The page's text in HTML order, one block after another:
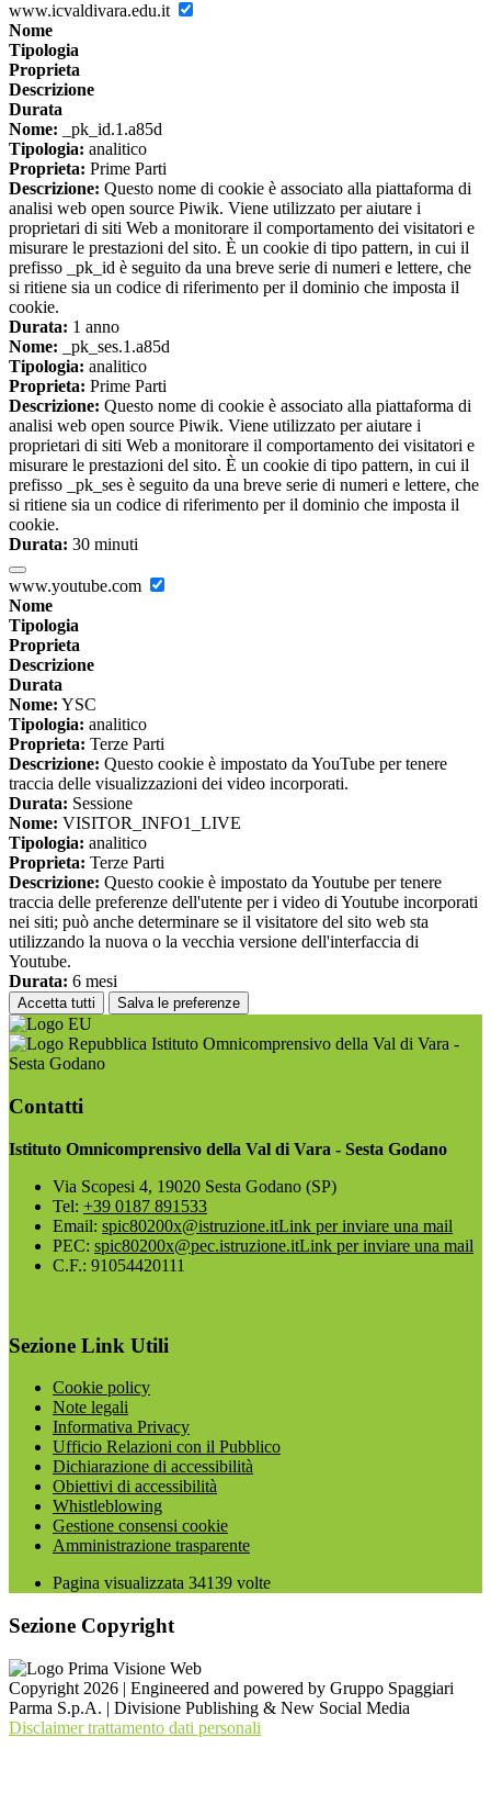
www.icvaldivara.edu.it
Nome
Tipologia
Proprieta
Descrizione
Durata
Nome: _pk_id.1.a85d
Tipologia: analitico
Proprieta: Prime Parti
Descrizione: Questo nome di cookie è associato alla piattaforma di
analisi web open source Piwik. Viene utilizzato per aiutare i
proprietari di siti Web a monitorare il comportamento dei visitatori e
misurare le prestazioni del sito. È un cookie di tipo pattern, in cui il
prefisso _pk_id è seguito da una breve serie di numeri e lettere, che
si ritiene sia un codice di riferimento per il dominio che imposta il
cookie.
Durata: 1 anno
Nome: _pk_ses.1.a85d
Tipologia: analitico
Proprieta: Prime Parti
Descrizione: Questo nome di cookie è associato alla piattaforma di
analisi web open source Piwik. Viene utilizzato per aiutare i
proprietari di siti Web a monitorare il comportamento dei visitatori e
misurare le prestazioni del sito. È un cookie di tipo pattern, in cui il
prefisso _pk_ses è seguito da una breve serie di numeri e lettere, che
si ritiene sia un codice di riferimento per il dominio che imposta il
cookie.
Durata: 30 minuti
www.youtube.com
Nome
Tipologia
Proprieta
Descrizione
Durata
Nome: YSC
Tipologia: analitico
Proprieta: Terze Parti
Descrizione: Questo cookie è impostato da YouTube per tenere
traccia delle visualizzazioni dei video incorporati.
Durata: Sessione
Nome: VISITOR_INFO1_LIVE
Tipologia: analitico
Proprieta: Terze Parti
Descrizione: Questo cookie è impostato da Youtube per tenere
traccia delle preferenze dell'utente per i video di Youtube incorporati
nei siti; può anche determinare se il visitatore del sito web sta
utilizzando la nuova o la vecchia versione dell'interfaccia di
Youtube.
Durata: 6 mesi
Accetta tutti Salva le preferenze
Istituto Omnicomprensivo della Val di Vara -
Sesta Godano
Contatti
Istituto Omnicomprensivo della Val di Vara - Sesta Godano
Via Scopesi 4, 19020 Sesta Godano (SP)
Tel: +39 0187 891533
Email: spic80200x@istruzione.itLink per inviare una mail
PEC: spic80200x@pec.istruzione.itLink per inviare una mail
C.F.: 91054420111
Sezione Link Utili
Cookie policy
Note legali
Informativa Privacy
Ufficio Relazioni con il Pubblico
Dichiarazione di accessibilità
Obiettivi di accessibilità
Whistleblowing
Gestione consensi cookie
Amministrazione trasparente
Pagina visualizzata 34139 volte
Sezione Copyright
Copyright 2026 | Engineered and powered by Gruppo Spaggiari
Parma S.p.A. | Divisione Publishing & New Social Media
Disclaimer trattamento dati personali